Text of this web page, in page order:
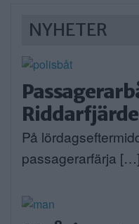
NYHETER
På
passagerarfärja […]